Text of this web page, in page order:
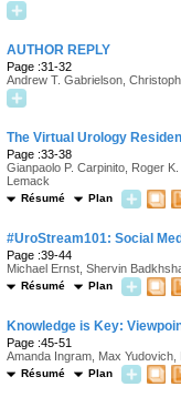
AUTHOR REPLY
Page :31-32
Andrew T. Gabrielson,
The Virtual Urology
Page :33-38
Gianpaolo P. Carpinito, Roger
Lemack
Résumé Plan
#UroStream101: Social
Page :39-44
Michael Ernst, Shervin
Résumé Plan
Knowledge is Key:
Page :45-51
Amanda Ingram, Max
Résumé Plan